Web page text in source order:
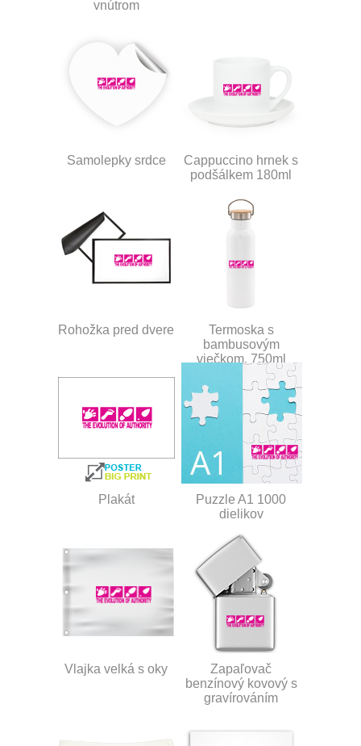
vnútrom
Samolepky srdce
Cappuccino hrnek s
podšálkem 180ml
Rohožka pred dvere
Termoska s
bambusovým
viečkom, 750ml
Plakát
Puzzle A1 1000
dielikov
Vlajka velká s oky
Zapaľovač
benzínový kovový s
gravírováním